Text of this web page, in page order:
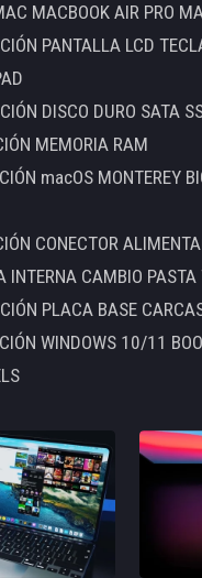
MACBOOK AIR PRO
PANTALLA LCD
DISCO DURO SATA
MEMORIA RAM
macOS MONTEREY
CONECTOR
INTERNA CAMBIO PASTA
PLACA BASE
WINDOWS 10/11